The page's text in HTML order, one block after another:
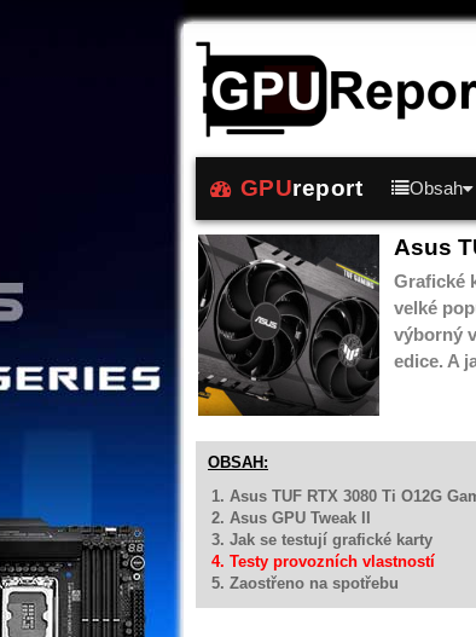
GPUreport Obsah
Asus
Grafické
velké
výborný
edice. A
OBSAH:
1. Asus TUF RTX 3080 Ti O12G
2. Asus GPU Tweak II
3. Jak se testují grafické karty
4. Testy provozních vlastností
5. Zaostřeno na spotřebu